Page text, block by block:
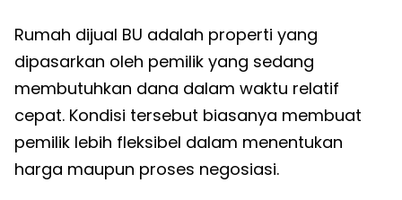
Rumah dijual BU adalah properti yang
dipasarkan oleh pemilik yang sedang
membutuhkan dana dalam waktu relatif
cepat. Kondisi tersebut biasanya membuat
pemilik lebih fleksibel dalam menentukan
harga maupun proses negosiasi.